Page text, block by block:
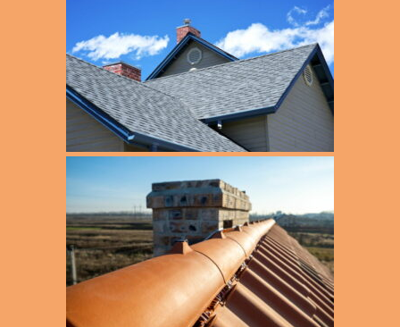
Dachdeckerei
Dacheindeckung
Dachfenster
Dachgauben
Dachisolierung
Dachklempnerei
Dachreparatur
Dachrinnen
Energetische Dachsanierung
Fassadenbau
Fassadensanierung
Fassadenverkleidung
Flachdach
Gründach
Appen Moorrege
Bad Bramstedt
Barmbek
Barmstedt
Elmshorn
Eppendorf Winterhude Alsterdorf Groß Borstel
Fuhlsbüttel Langenhorn Ohlsdorf
Groß Flottbek
Halstenbek
Hamburg
Hasloh Ellerbek Bönningstedt
Henstedt Ulzburg
Kaltenkirchen
Lokstedt Bahrenfeld Eidelstedt Stellingen